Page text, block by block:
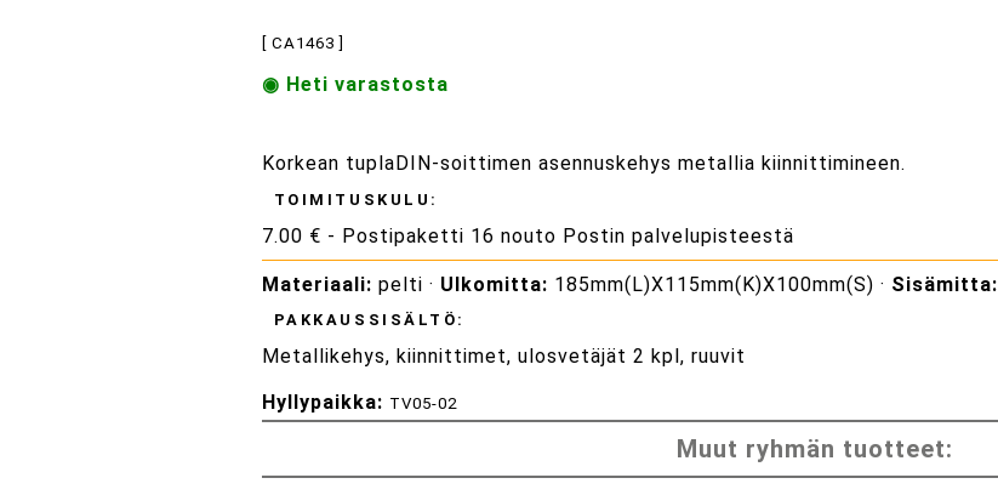
[ CA1463 ]
◉ Heti varastosta
Korkean tuplaDIN-soittimen asennuskehys metallia kiinnittimineen.
TOIMITUSKULU:
7.00 € - Postipaketti 16 nouto Postin palvelupisteestä
Materiaali: pelti · Ulkomitta: 185mm(L)X115mm(K)X100mm(S) · Sisämitta:
PAKKAUSSISÄLTÖ:
Metallikehys, kiinnittimet, ulosvetäjät 2 kpl, ruuvit
Hyllypaikka: TV05-02
Muut ryhmän tuotteet: